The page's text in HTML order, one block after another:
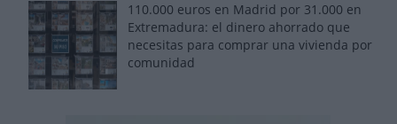
110.000 euros en Madrid por 31.000 en
Extremadura: el dinero ahorrado que
necesitas para comprar una vivienda por
comunidad